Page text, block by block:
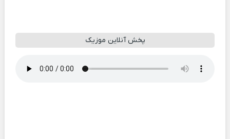
پخش آنلاین موزیک